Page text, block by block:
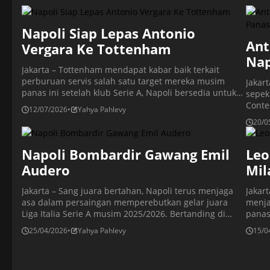
Napoli Siap Lepas Antonio
Vergara Ke Tottenham
Jakarta – Tottenham mendapat kabar baik terkait
perburuan servis salah satu target mereka musim
panas ini setelah klub Serie A, Napoli bersedia untuk
melepas Antonio Vergara yang menjadi incaran klub
London utara selama beberapa waktu terakhir.
Tottenham mendapat kabar baik terkait perburuan
servis Antonio Vergara akan tetapi kemungkinan harus
bersaing dengan sejumlah rival untuk mendaratkan
[…]
12/07/2026• Yahya Pahlevy
20/
Napoli Bombardir Gawang Emil
Audero
Jakarta – Sang juara bertahan, Napoli terus menjaga
asa dalam persaingan memperebutkan gelar juara
Liga Italia Serie A musim 2025/2026. Bertanding di
Stadion Diego Armando Maradona, Jumat (24/4) waktu
setempat atau Sabtu dini hari WIB, skuad asuhan Il
25/04/2026• Yahya Pahlevy 15/